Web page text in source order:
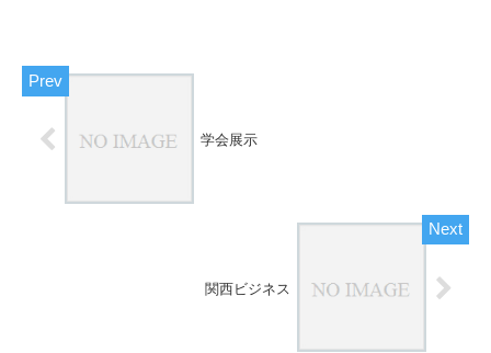
学会展示
関西ビジネス